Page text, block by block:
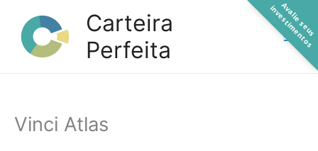
conteúdo
Carteira
Perfeita
Vinci Atlas
A
v
a
l
i
e
s
e
u
s
i
n
v
e
s
t
i
m
e
n
t
o
s